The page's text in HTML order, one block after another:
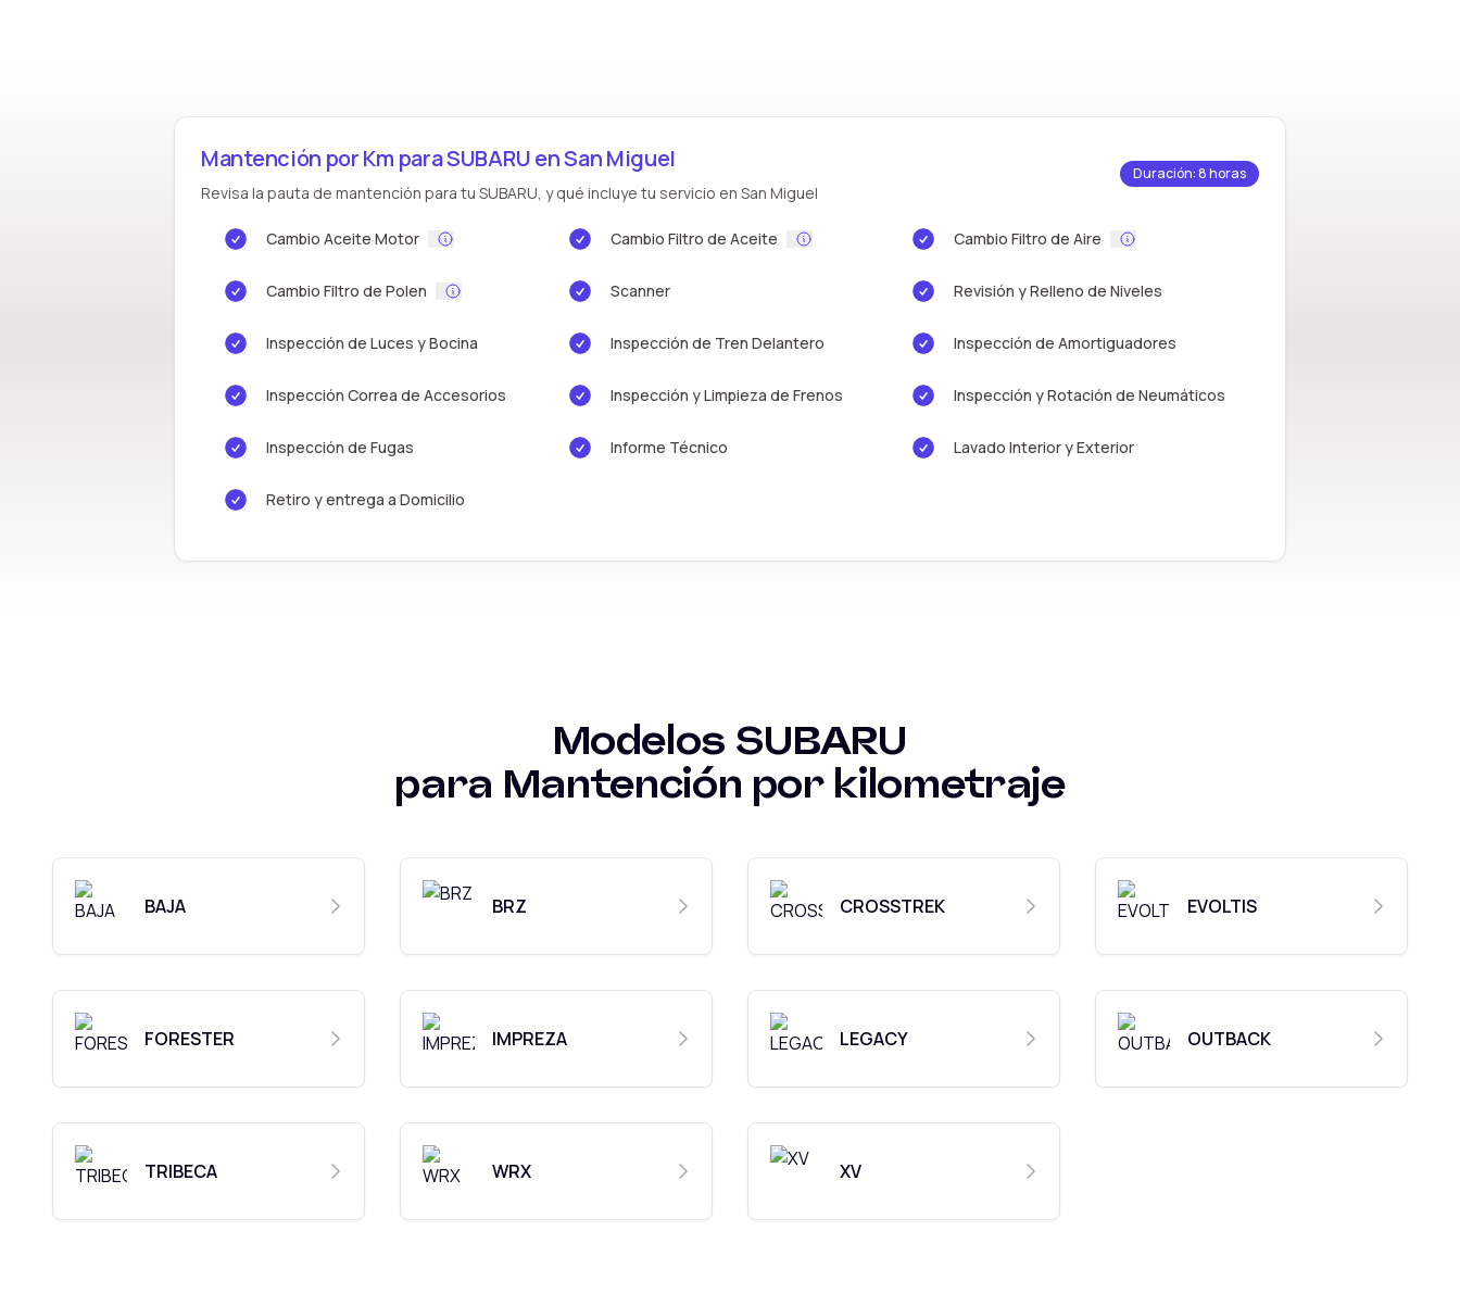
Mantención por Km para SUBARU en San Miguel
Revisa la pauta de mantención para tu SUBARU, y qué incluye tu servicio en San Miguel
Duración: 8 horas
Cambio Aceite Motor Cambio Filtro de Aceite Cambio Filtro de Aire
Cambio Filtro de Polen Scanner Revisión y Relleno de Niveles
Inspección de Luces y Bocina Inspección de Tren Delantero Inspección de Amortiguadores
Inspección Correa de Accesorios Inspección y Limpieza de Frenos Inspección y Rotación de Neumáticos
Inspección de Fugas Informe Técnico Lavado Interior y Exterior
Retiro y entrega a Domicilio
Modelos SUBARU
para Mantención por kilometraje
BAJA BRZ CROSSTREK EVOLTIS
FORESTER IMPREZA LEGACY OUTBACK
TRIBECA WRX XV